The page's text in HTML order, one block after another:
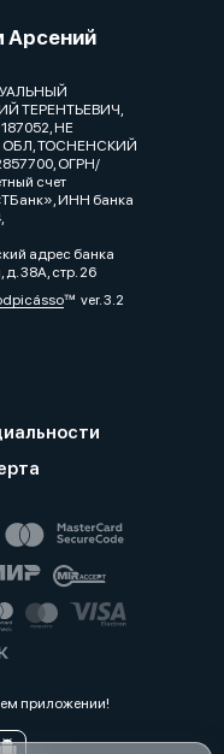
Арсений
ТЕРЕНТЬЕВИЧ,
НЕ
ОБЛ, ТОСНЕНСКИЙ
ОГРН/
счет
ИНН банка
адрес банка
д. 38А, стр. 26
ver. 3.2
приложении!